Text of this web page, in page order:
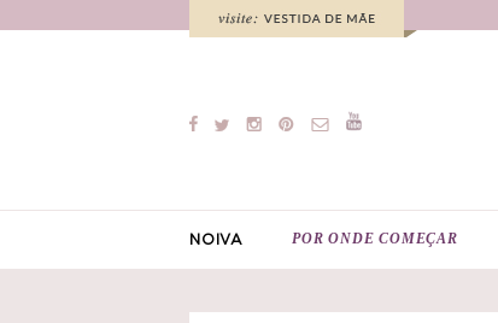
NOIVA POR ONDE COMEÇAR